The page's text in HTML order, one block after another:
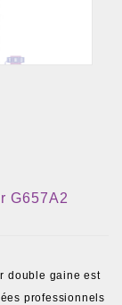
G657A2
double gaine est
professionnels